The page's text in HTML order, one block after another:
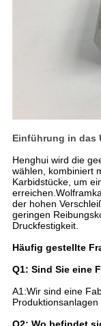
Einführung in das
Henghui wird die
wählen, kombiniert
Karbidstücke, um
der hohen
geringen
Druckfestigkeit.
Häufig gestellte
Q1: Sind Sie eine
A1:Wir sind eine